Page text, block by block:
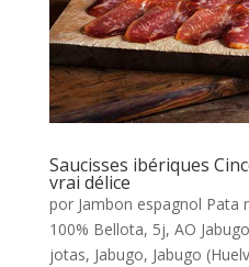
Saucisses ibériques
vrai délice
por Jambon espagnol Pata
100% Bellota, 5j, AO Jabugo
jotas, Jabugo, Jabugo